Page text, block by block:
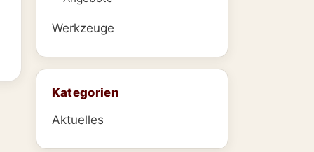
Werkzeuge
Kategorien
Aktuelles